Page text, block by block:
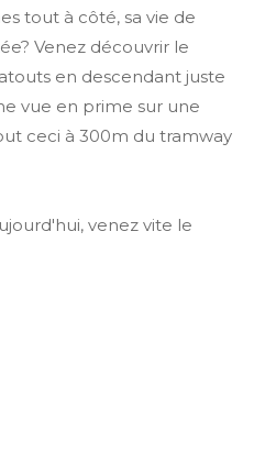
tout à côté, sa vie de
Venez découvrir le
en descendant juste
vue en prime sur une
ceci à 300m du tramway
venez vite le